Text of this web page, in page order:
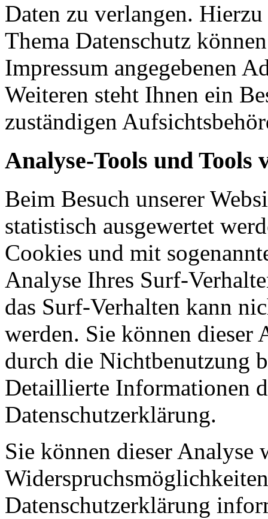
Daten zu verlangen.
Thema Datenschutz
Impressum angegebenen
Weiteren steht Ihnen ein
zuständigen
Analyse-Tools und
Beim Besuch unserer
statistisch ausgewertet
Cookies und mit
Analyse Ihres Surf-
das Surf-Verhalten kann
werden. Sie können dieser
durch die Nichtbenutzung
Detaillierte Informationen
Datenschutzerklärung.
Sie können dieser Analyse
Datenschutzerklärung